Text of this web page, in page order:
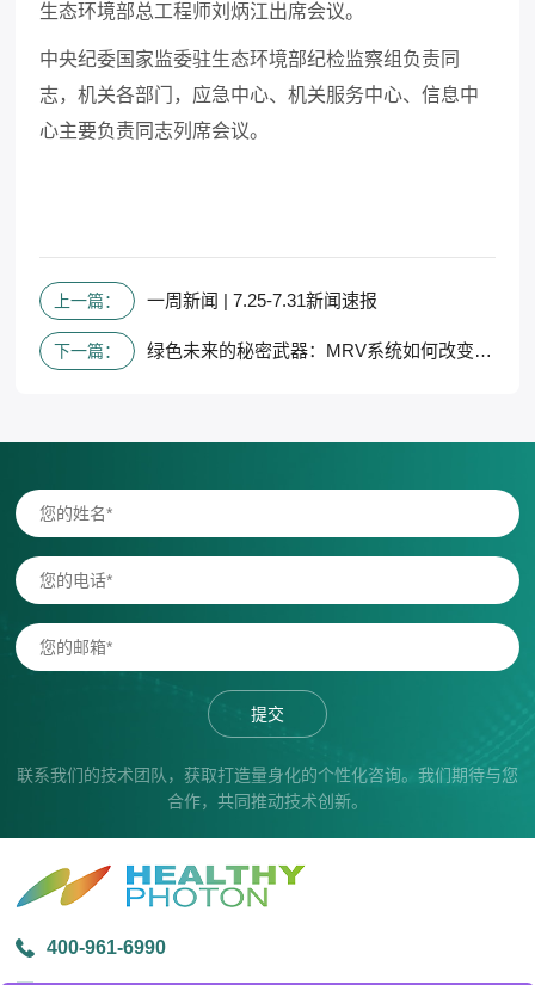
生态环境部总工程师刘炳江出席会议。
中央纪委国家监委驻生态环境部纪检监察组负责同
志，机关各部门，应急中心、机关服务中心、信息中
心主要负责同志列席会议。
上一篇： 一周新闻 | 7.25-7.31新闻速报
下一篇： 绿色未来的秘密武器：MRV系统如何改变未来
提交
联系我们的技术团队，获取打造量身化的个性化咨询。我们期待与您
合作，共同推动技术创新。
400-961-6990